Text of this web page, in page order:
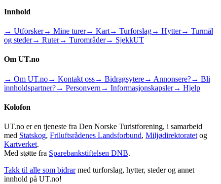
Innhold
→ Utforsker→ Mine turer→ Kart→ Turforslag→ Hytter→ Turmål
og steder→ Ruter→ Turområder→ SjekkUT
Om UT.no
→ Om UT.no→ Kontakt oss→ Bidragsytere→ Annonsere?→ Bli
innholdspartner?→ Personvern → Informasjonskapsler→ Hjelp
Kolofon
UT.no er en tjeneste fra Den Norske Turistforening, i samarbeid
med Statskog, Friluftsrådenes Landsforbund, Miljødirektoratet og
Kartverket.
Med støtte fra Sparebankstiftelsen DNB.
Takk til alle som bidrar med turforslag, hytter, steder og annet
innhold på UT.no!